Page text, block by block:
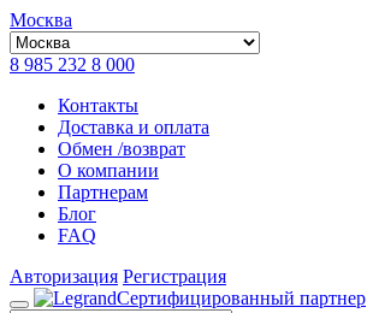
Москва
8 985 232 8 000
Контакты
Доставка и оплата
Обмен /возврат
О компании
Партнерам
Блог
FAQ
Авторизация Регистрация
Сертифицированный партнер